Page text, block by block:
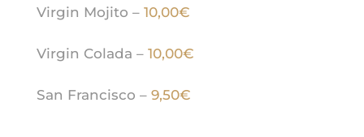
Virgin Mojito – 10,00€
Virgin Colada – 10,00€
San Francisco – 9,50€